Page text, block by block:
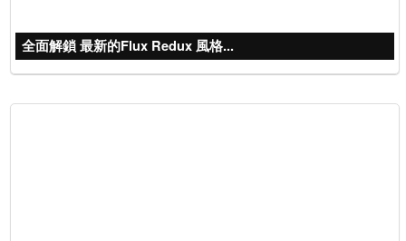
全面解鎖 最新的Flux Redux 風格...